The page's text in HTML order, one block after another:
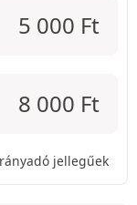
5 000 Ft
8 000 Ft
jellegűek